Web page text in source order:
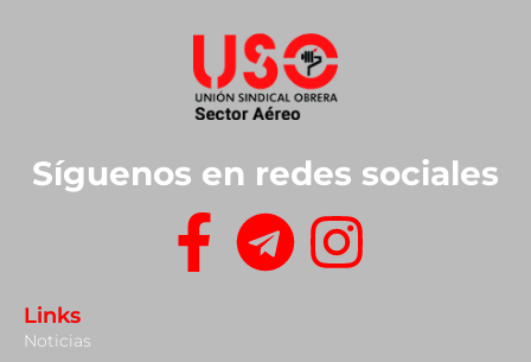
Síguenos en redes sociales
Links
Noticias